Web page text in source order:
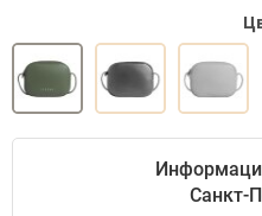
Санкт-